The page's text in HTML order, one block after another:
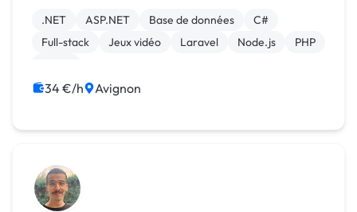
sur les besoins techniques dans les technologies ...
.NET ASP.NET Base de données
C#
Full-stack
Jeux vidéo Laravel Node.js
PHP
34 €/h Avignon